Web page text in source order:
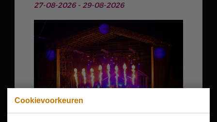
Cookievoorkeuren
27-08-2026 - 29-08-2026